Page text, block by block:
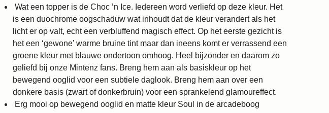
Wat een topper is de Choc ’n Ice. Iedereen word verliefd op deze kleur. Het
is een duochrome oogschaduw wat inhoudt dat de kleur verandert als het
licht er op valt, echt een verbluffend magisch effect. Op het eerste gezicht is
het een ‘gewone’ warme bruine tint maar dan ineens komt er verrassend een
groene kleur met blauwe ondertoon omhoog. Heel bijzonder en daarom zo
geliefd bij onze Mintenz fans. Breng hem aan als basiskleur op het
bewegend ooglid voor een subtiele daglook. Breng hem aan over een
donkere basis (zwart of donkerbruin) voor een sprankelend glamoureffect.
Erg mooi op bewegend ooglid en matte kleur Soul in de arcadeboog